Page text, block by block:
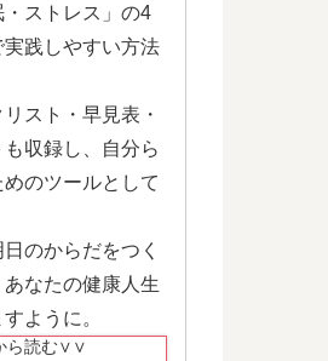
・ストレス」の4
践しやすい方法
スト・早見表・
収録し、自分ら
のツールとして
のからだをつく
なたの健康人生
ように。
ら読む∨∨